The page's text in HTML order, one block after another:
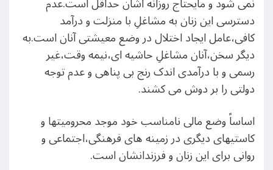
دسترسی این زنان به مشاغلِ با منزلت و درآمد
کافی،عامل ایجاد اختلال در وضع معیشتی آنان است.به
دیگر سخن،آنان مشاغلِ حاشیه ای،نیمه وقت،غیر
رسمی و با درآمدی اندک رنج بی پناهی و عدم توجه
دولتی را بر دوش می کشند.
اساساً وضع مالی نامناسب خود موجد محرومیتها و
کاستیهای دیگری در زمینه های فرهنگی،اجتماعی و
روانی برای این زنان و فرزندانشان است.